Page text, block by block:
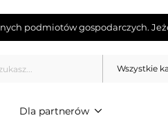
podmiotów gospodarczych.
Wszystkie
Dla partnerów